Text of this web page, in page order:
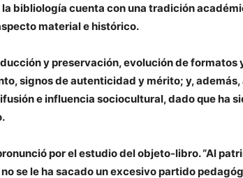
bibliología cuenta con una tradición
material e histórico.
y preservación, evolución de formatos
signos de autenticidad y mérito; y,
e influencia sociocultural, dado que ha
por el estudio del objeto-libro. “Al
se le ha sacado un excesivo partido